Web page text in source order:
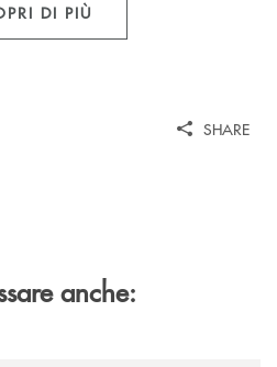
DI PIÙ
SHARE
anche: